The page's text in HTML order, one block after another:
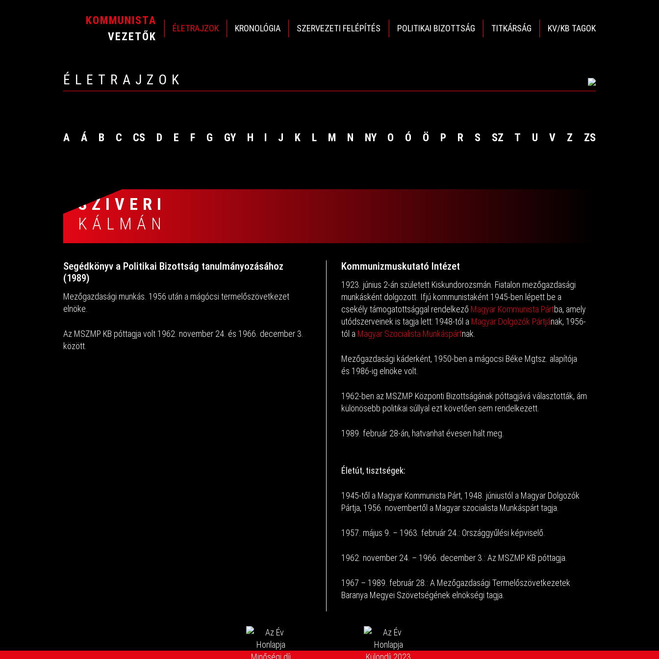
KOMMUNISTA
VEZETŐK
ÉLETRAJZOK KRONOLÓGIA SZERVEZETI FELÉPÍTÉS POLITIKAI BIZOTTSÁG TITKÁRSÁG KV/KB TAGOK
ÉLETRAJZOK
A Á B C CS D E F G GY H I J K L M N NY O Ó Ö P R S SZ T U V Z ZS
SZIVERI
KÁLMÁN
Segédkönyv a Politikai Bizottság tanulmányozásához
(1989)
Mezőgazdasági munkás. 1956 után a mágócsi termelőszövetkezet
elnöke.
Az MSZMP KB póttagja volt 1962. november 24. és 1966. december 3.
között.
Kommunizmuskutató Intézet
1923. június 2-án született Kiskundorozsmán. Fiatalon mezőgazdasági
munkásként dolgozott. Ifjú kommunistaként 1945-ben lépett be a
csekély támogatottsággal rendelkező Magyar Kommunista Pártba, amely
utódszerveinek is tagja lett: 1948-tól a Magyar Dolgozók Pártjának, 1956-
tól a Magyar Szocialista Munkáspártnak.
Mezőgazdasági káderként, 1950-ben a mágocsi Béke Mgtsz. alapítója
és 1986-ig elnöke volt.
1962-ben az MSZMP Központi Bizottságának póttagjává választották, ám
különösebb politikai súllyal ezt követően sem rendelkezett.
1989. február 28-án, hatvanhat évesen halt meg.
Életút, tisztségek:
1945-től a Magyar Kommunista Párt, 1948. júniustól a Magyar Dolgozók
Pártja, 1956. novembertől a Magyar szocialista Munkáspárt tagja.
1957. május 9. – 1963. február 24.: Országgyűlési képviselő.
1962. november 24. – 1966. december 3.: Az MSZMP KB póttagja.
1967 – 1989. február 28.: A Mezőgazdasági Termelőszövetkezetek
Baranya Megyei Szövetségének elnökségi tagja.